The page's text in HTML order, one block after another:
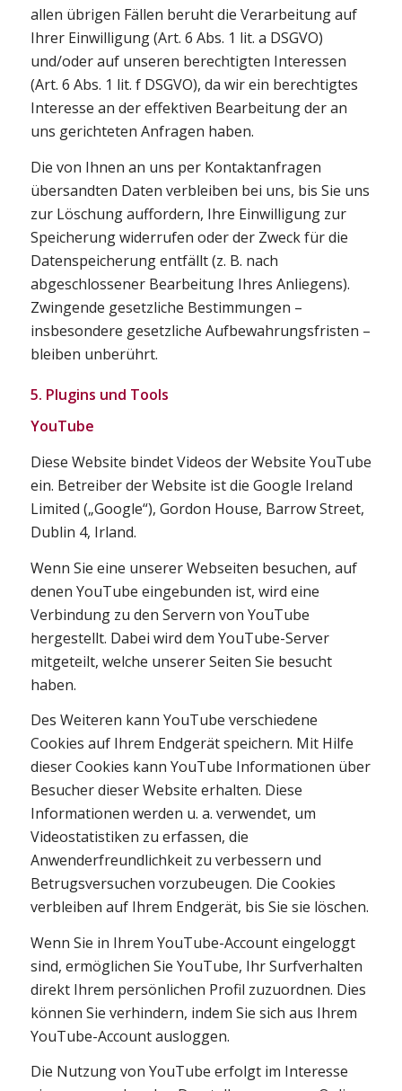
allen übrigen Fällen beruht die Verarbeitung auf
Ihrer Einwilligung (Art. 6 Abs. 1 lit. a DSGVO)
und/oder auf unseren berechtigten Interessen
(Art. 6 Abs. 1 lit. f DSGVO), da wir ein berechtigtes
Interesse an der effektiven Bearbeitung der an
uns gerichteten Anfragen haben.
Die von Ihnen an uns per Kontaktanfragen
übersandten Daten verbleiben bei uns, bis Sie uns
zur Löschung auffordern, Ihre Einwilligung zur
Speicherung widerrufen oder der Zweck für die
Datenspeicherung entfällt (z. B. nach
abgeschlossener Bearbeitung Ihres Anliegens).
Zwingende gesetzliche Bestimmungen –
insbesondere gesetzliche Aufbewahrungsfristen –
bleiben unberührt.
5. Plugins und Tools
YouTube
Diese Website bindet Videos der Website YouTube
ein. Betreiber der Website ist die Google Ireland
Limited („Google“), Gordon House, Barrow Street,
Dublin 4, Irland.
Wenn Sie eine unserer Webseiten besuchen, auf
denen YouTube eingebunden ist, wird eine
Verbindung zu den Servern von YouTube
hergestellt. Dabei wird dem YouTube-Server
mitgeteilt, welche unserer Seiten Sie besucht
haben.
Des Weiteren kann YouTube verschiedene
Cookies auf Ihrem Endgerät speichern. Mit Hilfe
dieser Cookies kann YouTube Informationen über
Besucher dieser Website erhalten. Diese
Informationen werden u. a. verwendet, um
Videostatistiken zu erfassen, die
Anwenderfreundlichkeit zu verbessern und
Betrugsversuchen vorzubeugen. Die Cookies
verbleiben auf Ihrem Endgerät, bis Sie sie löschen.
Wenn Sie in Ihrem YouTube-Account eingeloggt
sind, ermöglichen Sie YouTube, Ihr Surfverhalten
direkt Ihrem persönlichen Profil zuzuordnen. Dies
können Sie verhindern, indem Sie sich aus Ihrem
YouTube-Account ausloggen.
Die Nutzung von YouTube erfolgt im Interesse